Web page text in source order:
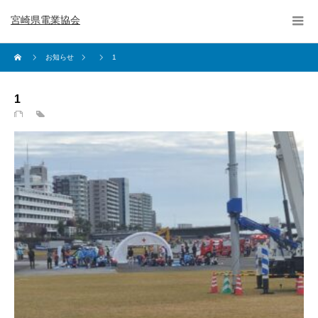
宮崎県電業協会
お知らせ 1
1